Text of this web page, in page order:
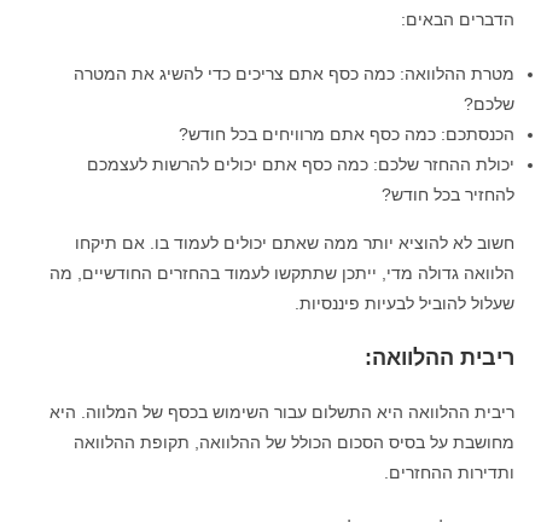
הדברים הבאים:
מטרת ההלוואה: כמה כסף אתם צריכים כדי להשיג את המטרה
שלכם?
הכנסתכם: כמה כסף אתם מרוויחים בכל חודש?
יכולת ההחזר שלכם: כמה כסף אתם יכולים להרשות לעצמכם
להחזיר בכל חודש?
חשוב לא להוציא יותר ממה שאתם יכולים לעמוד בו. אם תיקחו
הלוואה גדולה מדי, ייתכן שתתקשו לעמוד בהחזרים החודשיים, מה
שעלול להוביל לבעיות פיננסיות.
ריבית ההלוואה:
ריבית ההלוואה היא התשלום עבור השימוש בכסף של המלווה. היא
מחושבת על בסיס הסכום הכולל של ההלוואה, תקופת ההלוואה
ותדירות ההחזרים.